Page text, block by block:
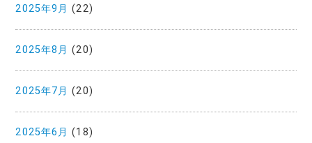
2025年9月 (22)
2025年8月 (20)
2025年7月 (20)
2025年6月 (18)